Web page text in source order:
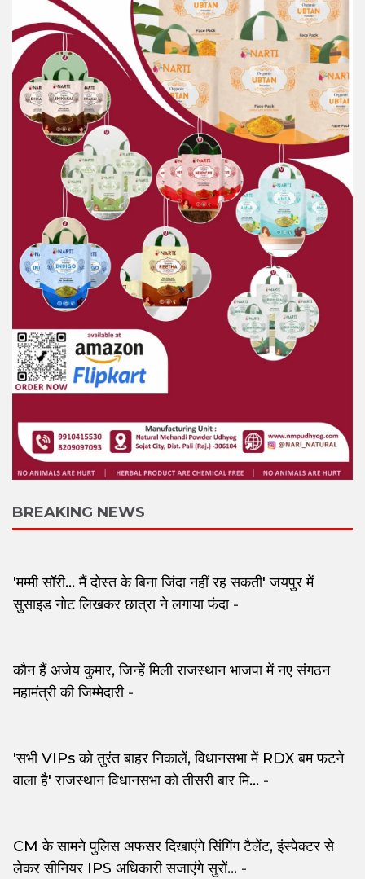
BREAKING NEWS
'मम्मी सॉरी... मैं दोस्त के बिना जिंदा नहीं रह सकती' जयपुर में
सुसाइड नोट लिखकर छात्रा ने लगाया फंदा-
कौन हैं अजेय कुमार, जिन्हें मिली राजस्थान भाजपा में नए संगठन
महामंत्री की जिम्मेदारी-
'सभी VIPs को तुरंत बाहर निकालें, विधानसभा में RDX बम फटने
वाला है' राजस्थान विधानसभा को तीसरी बार मि... -
CM के सामने पुलिस अफसर दिखाएंगे सिंगिंग टैलेंट, इंस्पेक्टर से
लेकर सीनियर IPS अधिकारी सजाएंगे सुरों... -